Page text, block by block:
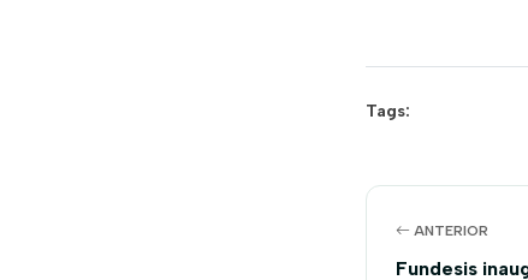
Tags:
ANTERIOR
Fundesis